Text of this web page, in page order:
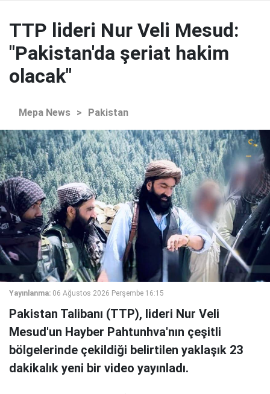
TTP lideri Nur Veli Mesud:
"Pakistan'da şeriat hakim
olacak"
Mepa News > Pakistan
Yayınlanma: 06 Ağustos 2026 Perşembe 16:15
Pakistan Talibanı (TTP), lideri Nur Veli
Mesud'un Hayber Pahtunhva'nın çeşitli
bölgelerinde çekildiği belirtilen yaklaşık 23
dakikalık yeni bir video yayınladı.